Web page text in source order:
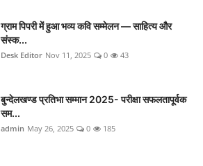
ग्राम पिपरी में हुआ भव्य कवि सम्मेलन — साहित्य और
संस्क...
Desk Editor Nov 11, 2025 0 43
बुन्देलखण्ड प्रतिभा सम्मान 2025- परीक्षा सफलतापूर्वक
सम...
admin May 26, 2025 0 185